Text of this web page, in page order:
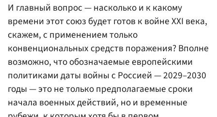
И главный вопрос — насколько и к какому
времени этот союз будет готов к войне XXI века,
скажем, с применением только
конвенциональных средств поражения? Вполне
возможно, что обозначаемые европейскими
политиками даты войны с Россией — 2029–2030
годы — это не только предполагаемые сроки
начала военных действий, но и временные